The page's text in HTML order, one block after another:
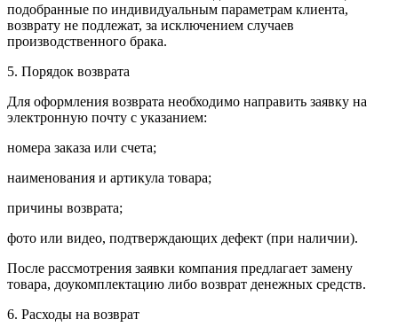
подобранные по индивидуальным параметрам клиента,
возврату не подлежат, за исключением случаев
производственного брака.
5. Порядок возврата
Для оформления возврата необходимо направить заявку на
электронную почту с указанием:
номера заказа или счета;
наименования и артикула товара;
причины возврата;
фото или видео, подтверждающих дефект (при наличии).
После рассмотрения заявки компания предлагает замену
товара, доукомплектацию либо возврат денежных средств.
6. Расходы на возврат